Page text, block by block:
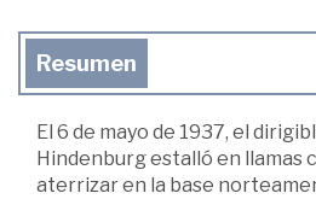
Resumen
El 6 de mayo de 1937, el
Hindenburg estalló en llamas
aterrizar en la base